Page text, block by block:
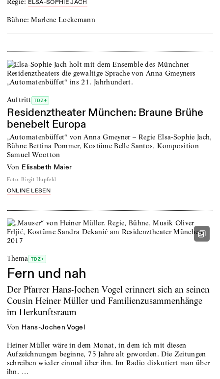
ELSA-SOPHIE JACH
Bühne:Marlene Lockemann
Auftritt TDZ+
Residenztheater München: Braune Brühe
benebelt Europa
„Automatenbüffet“ von Anna Gmeyner – Regie Elsa-Sophie Jach,
Bühne Bettina Pommer, Kostüme Belle Santos, Komposition
Samuel Wootton
von Elisabeth Maier
Foto: Birgit Hupfeld
ONLINE LESEN
Thema TDZ+
Fern und nah
Der Pfarrer Hans-Jochen Vogel erinnert sich an seinen
Cousin Heiner Müller und Familienzusammenhänge
im Herkunftsraum
von Hans-Jochen Vogel
Heiner Müller wäre in dem Monat, in dem ich mit diesen
Aufzeichnungen beginne, 75 Jahre alt geworden. Die Zeitungen
schreiben wieder einmal über ihn. Im Radio diskutiert man über
ihn. …